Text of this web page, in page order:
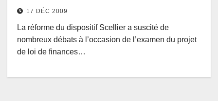
17 DÉC 2009
La réforme du dispositif Scellier a suscité de
nombreux débats à l’occasion de l’examen du projet
de loi de finances…